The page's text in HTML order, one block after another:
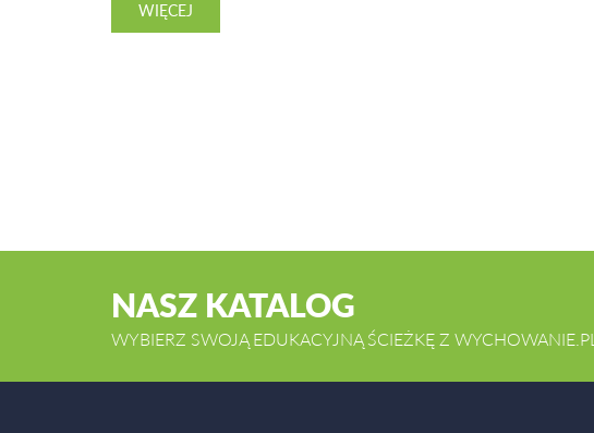
WIĘCEJ
NASZ KATALOG
WYBIERZ SWOJĄ EDUKACYJNĄ ŚCIEŻKĘ Z WYCHOWANIE.PL